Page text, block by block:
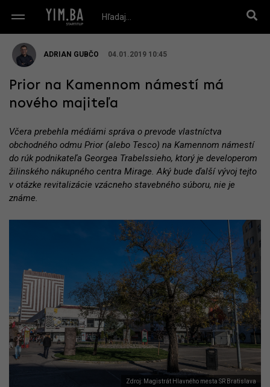
ADRIAN GUBČO 04.01.2019 10:45
Prior na Kamennom námestí má
nového majiteľa
Včera prebehla médiámi správa o prevode vlastníctva
obchodného odmu Prior (alebo Tesco) na Kamennom námestí
do rúk podnikateľa Georgea Trabelssieho, ktorý je developerom
žilinského nákupného centra Mirage. Aký bude ďalší vývoj tejto
v otázke revitalizácie vzácneho stavebného súboru, nie je
známe.
Zdroj: Magistrát Hlavného mesta SR Bratislava